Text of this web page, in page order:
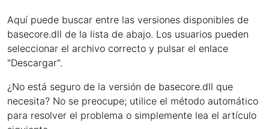
Aquí puede buscar entre las versiones disponibles de
basecore.dll de la lista de abajo. Los usuarios pueden
seleccionar el archivo correcto y pulsar el enlace
"Descargar".
¿No está seguro de la versión de basecore.dll que
necesita? No se preocupe; utilice el método automático
para resolver el problema o simplemente lea el artículo